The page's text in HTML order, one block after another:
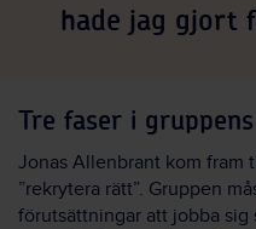
hade jag gjort
Tre faser i
Jonas Allenbrant kom fram
”rekrytera rätt”. Gruppen
förutsättningar att jobba sig